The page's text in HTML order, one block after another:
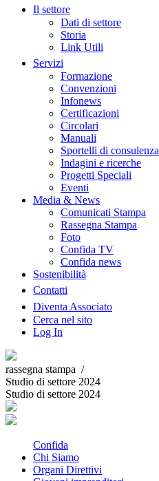
Il settore
Dati di settore
Storia
Link Utili
Servizi
Formazione
Convenzioni
Infonews
Certificazioni
Circolari
Manuali
Sportelli di consulenza
Indagini e ricerche
Progetti Speciali
Eventi
Media & News
Comunicati Stampa
Rassegna Stampa
Foto
Confida TV
Confida news
Sostenibilità
Contatti
Diventa Associato
Cerca nel sito
Log In
rassegna stampa /
Studio di settore 2024
Studio di settore 2024
Confida
Chi Siamo
Organi Direttivi